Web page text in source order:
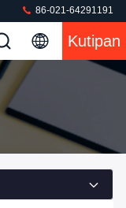
86-021-64291191
Kutipan